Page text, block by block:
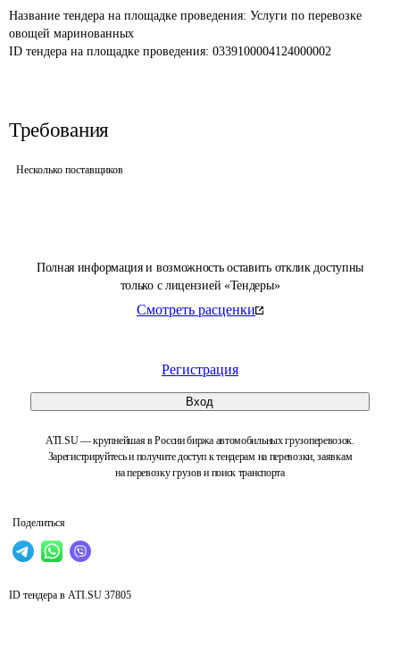
Полная информация и возможность оставить отклик доступны
только с лицензией «Тендеры»
Смотреть расценки
Регистрация
Вход
ATI.SU — крупнейшая в России биржа автомобильных грузоперевозок.
Зарегистрируйтесь и получите доступ к тендерам на перевозки, заявкам
на перевозку грузов и поиск транспорта
Поделиться
Название тендера на площадке проведения: Услуги по перевозке
овощей маринованных
ID тендера на площадке проведения: 0339100004124000002
Требования
Несколько поставщиков
ID тендера в ATI.SU 37805